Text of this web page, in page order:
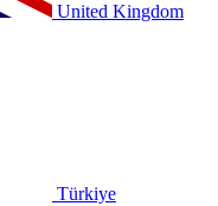
United Kingdom
Türkiye